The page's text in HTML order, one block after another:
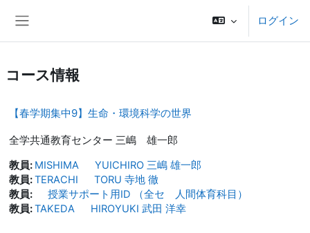
ログイン
コース情報
【春学期集中9】生命・環境科学の世界
全学共通教育センター 三嶋 雄一郎
教員: MISHIMA YUICHIRO 三嶋 雄一郎
教員:TERACHI TORU 寺地 徹
教員:
授業サポート用ID （全セ 人間体育科目）
教員:TAKEDA HIROYUKI 武田 洋幸